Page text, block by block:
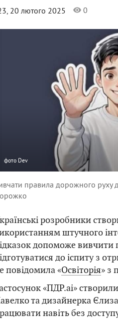
20 лютого 2025 0
фото Dev
правила дорожного руху
розробники
штучного
допоможе вивчити
до іспиту з
повідомила «Ocвiтopiя» з
«ПДР.ai»
та дизайнерка
навіть без